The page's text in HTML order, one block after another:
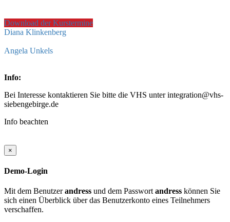
Download der Kurstermine
Diana Klinkenberg
Angela Unkels
Info:
Bei Interesse kontaktieren Sie bitte die VHS unter integration@vhs-
siebengebirge.de
Info beachten
×
Demo-Login
Mit dem Benutzerandress und dem Passwort andress können Sie
sich einen Überblick über das Benutzerkonto eines Teilnehmers
verschaffen.